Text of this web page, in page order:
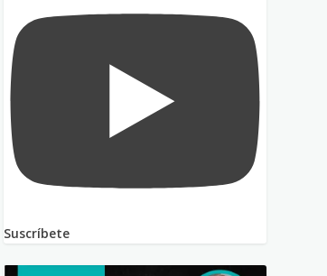
Suscríbete